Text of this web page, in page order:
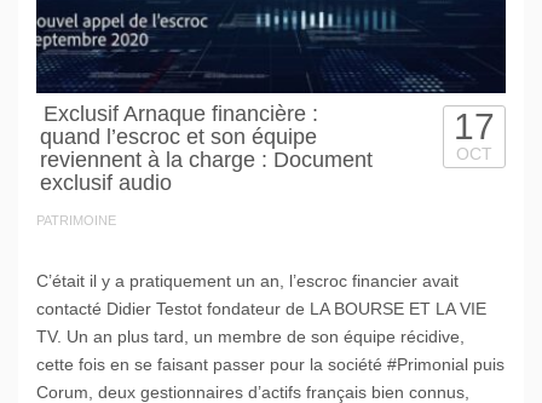
Exclusif Arnaque financière :
quand l’escroc et son équipe
reviennent à la charge : Document
exclusif audio
PATRIMOINE
17
OCT
C’était il y a pratiquement un an, l’escroc financier avait
contacté Didier Testot fondateur de LA BOURSE ET LA VIE
TV. Un an plus tard, un membre de son équipe récidive,
cette fois en se faisant passer pour la société #Primonial puis
Corum, deux gestionnaires d’actifs français bien connus,